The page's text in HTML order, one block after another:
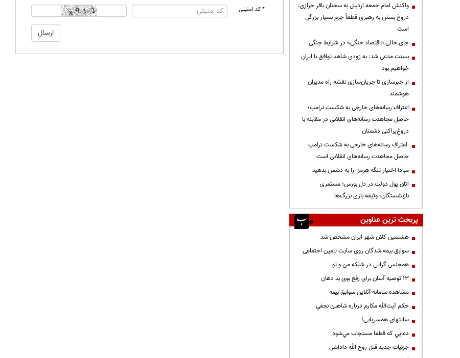
* کد امنیتی
واکنش امام جمعه اردبیل به سخنان باقر خرازی:
دروغ بستن به رهبری قطعاً جرم بسیار بزرگی
است
جای خالی «اقتصاد جنگی» در شرایط جنگی
بسنت مدعی شد: به زودی شاهد توافق با ایران
خواهیم بود
از خبرسازی تا جریان‌سازی نقشه راه مدیران
هوشمند
اعتراف رسانه‌های خارجی به شکست ترامپ؛
حاصل مجاهدت رسانه‌های انقلابی در مقابله با
دروغ‌پراکنی دشمنان
اعتراف رسانه‌های خارجی به شکست ترامپ
حاصل مجاهدت رسانه‌های انقلابی است
مبادا اختیار تنگه هرمز را به دشمن بدهید
اتاق پول دولت در دل بورس؛ مستمری
بازنشستگان، وثیقه بازی بزرگ‌ها
پربحث ترین عناوین
هشتمین کلان شهر ایران مشخص شد
سوابق بیمه شدگان روی سایت تامین اجتماعی
همجنس گرایی در شبکه من و تو
13 توصیه آسان برای رفع بوی بد دهان
مشاهده سامانه آنلاين سوابق بیمه
حكم آيت‌الله مكارم درباره شاهين نجفي
سایتهای همسریابی!
دعايي كه قطعا مستجاب مي‌شود
جزئیات جدید قتل روح الله داداشی